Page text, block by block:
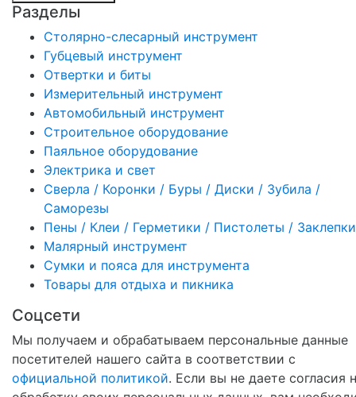
Разделы
Столярно-слесарный инструмент
Губцевый инструмент
Отвертки и биты
Измерительный инструмент
Автомобильный инструмент
Строительное оборудование
Паяльное оборудование
Электрика и свет
Сверла / Коронки / Буры / Диски / Зубила /
Саморезы
Пены / Клеи / Герметики / Пистолеты / Заклепки
Малярный инструмент
Сумки и пояса для инструмента
Товары для отдыха и пикника
Соцсети
Мы получаем и обрабатываем персональные данные
посетителей нашего сайта в соответствии с
официальной политикой. Если вы не даете согласия